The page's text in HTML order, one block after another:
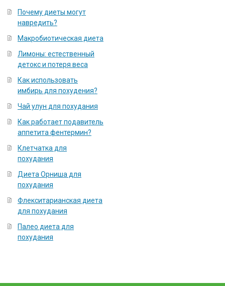
Почему диеты могут
навредить?
Макробиотическая диета
Лимоны: естественный
детокс и потеря веса
Как использовать
имбирь для похудения?
Чай улун для похудания
Как работает подавитель
аппетита фентермин?
Клетчатка для
похудания
Диета Орниша для
похудания
Флекситарианская диета
для похудания
Палео диета для
похудания